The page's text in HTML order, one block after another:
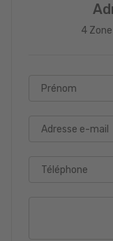
4
Prénom
Adresse e-mail
Téléphone